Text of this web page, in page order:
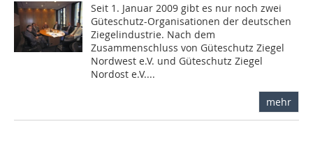
Seit 1. Januar 2009 gibt es nur noch zwei
Güteschutz-Organisationen der deutschen
Ziegelindustrie. Nach dem
Zusammenschluss von Güteschutz Ziegel
Nordwest e.V. und Güteschutz Ziegel
Nordost e.V....
mehr